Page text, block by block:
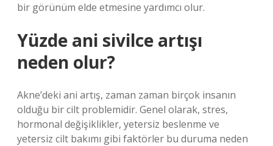
bir görünüm elde etmesine yardımcı olur.
Yüzde ani sivilce artışı
neden olur?
Akne’deki ani artış, zaman zaman birçok insanın
olduğu bir cilt problemidir. Genel olarak, stres,
hormonal değişiklikler, yetersiz beslenme ve
yetersiz cilt bakımı gibi faktörler bu duruma neden